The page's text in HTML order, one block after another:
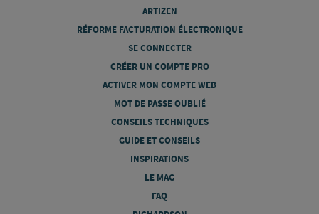
ARTIZEN
RÉFORME FACTURATION ÉLECTRONIQUE
SE CONNECTER
CRÉER UN COMPTE PRO
ACTIVER MON COMPTE WEB
MOT DE PASSE OUBLIÉ
CONSEILS TECHNIQUES
GUIDE ET CONSEILS
INSPIRATIONS
LE MAG
FAQ